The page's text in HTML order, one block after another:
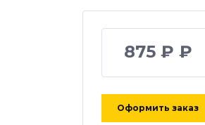
875 ₽ ₽
Оформить заказ